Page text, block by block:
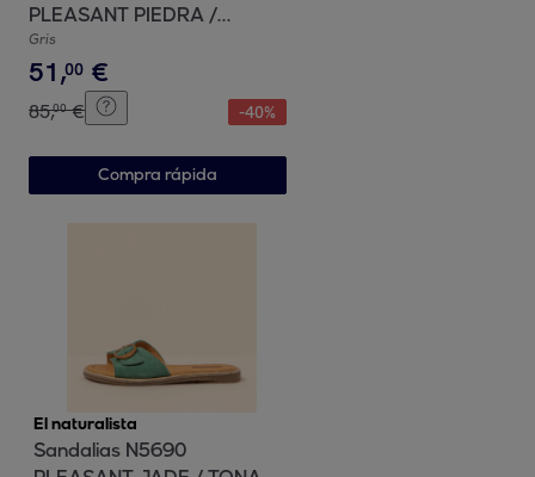
PLEASANT PIEDRA /
TABERNAS color Piedra
Gris
51,00 €
85,00 € -40%
Compra rápida
El naturalista
Sandalias N5690